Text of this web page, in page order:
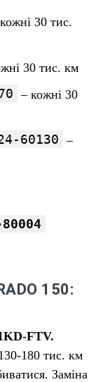
30 тис.
30 тис. км
– кожні 30
60130 –
150:
FTV.
180 тис. км
Заміна